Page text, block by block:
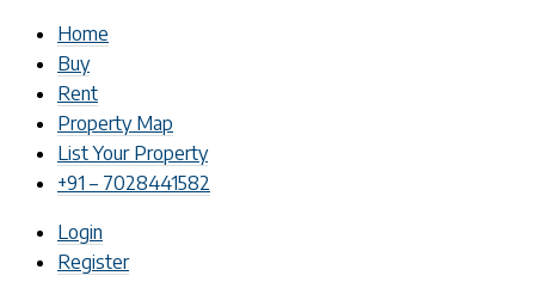
Home
Buy
Rent
Property Map
List Your Property
+91 – 7028441582
Login
Register